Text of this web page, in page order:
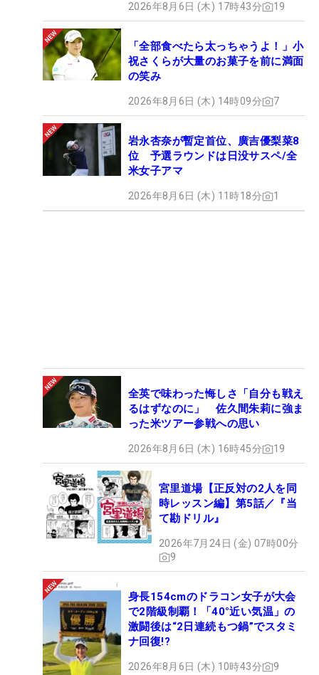
2026年8月6日 (木) 17時43分 19
「全部食べたら太っちゃうよ！」小
祝さくらが大量のお菓子を前に満面
の笑み
2026年8月6日 (木) 14時09分 7
岩永杏奈が暫定首位、廣吉優梨菜8
位 予選ラウンドは日没サスペ/全
米女子アマ
2026年8月6日 (木) 11時18分 1
全英で味わった悔しさ「自分も戦え
るはずなのに」 佐久間朱莉に強ま
った米ツアー参戦への思い
2026年8月6日 (木) 16時45分 19
宮里道場【正反対の2人を同
時レッスン編】第5話／『当
て勘ドリル』
2026年7月24日 (金) 07時00分
9
身長154cmのドラコン女子が大会
で2階級制覇！「40°近い気温」の
激闘後は“2日連続もつ鍋”でスタミ
ナ回復!?
2026年8月6日 (木) 10時43分 9